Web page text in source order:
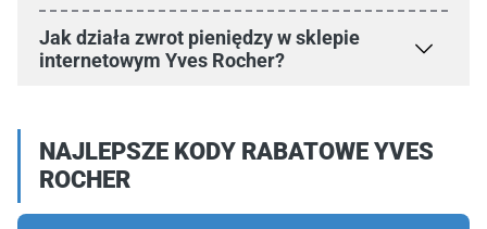
Jak działa zwrot pieniędzy w sklepie
internetowym Yves Rocher?
NAJLEPSZE KODY RABATOWE YVES
ROCHER